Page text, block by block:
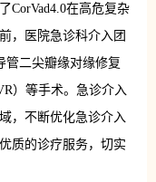
CorVad4.0在高危复杂
，医院急诊科介入团
管二尖瓣缘对缘修复
）等手术。急诊介入
，不断优化急诊介入
质的诊疗服务，切实